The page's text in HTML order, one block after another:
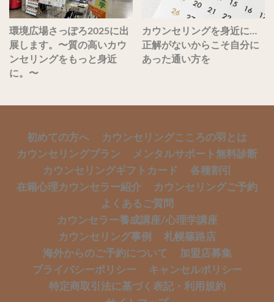
環境広場さっぽろ2025に出
展します。〜質の高いカウ
ンセリングをもっと身近
に。〜
カウンセリングを身近に…
正解がないからこそ自分に
あった通い方を
初めての方へ
カウンセリングこころの羽とは
カウンセリングプラン
メンタルサポート無料診断
カウンセリングギフトカード
各種割引
在籍心理カウンセラー紹介
カウンセリングご予約
よくあるご質問
カウンセラー養成講座/心理学講座
カウンセリング事例
札幌篠路店
海外からのご予約について
加盟店募集
プライバシーポリシー
キャンセルポリシー
特定商取引法に基づく表記・利用規約